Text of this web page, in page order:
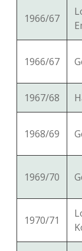
1966/67
1966/67
1967/68
1968/69
1969/70
1970/71